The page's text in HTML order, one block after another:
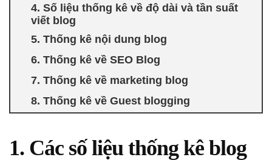
4. Số liệu thống kê về độ dài và tần suất
viết blog
5. Thống kê nội dung blog
6. Thống kê về SEO Blog
7. Thống kê về marketing blog
8. Thống kê về Guest blogging
1. Các số liệu thống kê blog